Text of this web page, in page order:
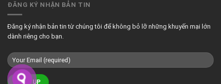
ĐĂNG KÝ NHẬN BẢN TIN
Đăng ký nhận bản tin từ chúng tôi để không bỏ lỡ những khuyến mại lớn
dành riêng cho bạn.